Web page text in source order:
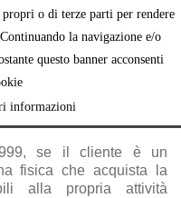
o di terze parti per rendere
la navigazione e/o
questo banner acconsenti
informazioni
se il cliente è un
fisica che acquista la
alla propria attività